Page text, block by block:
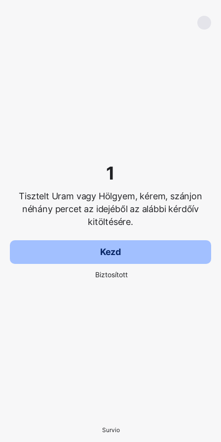
1
Tisztelt Uram vagy Hölgyem, kérem, szánjon
néhány percet az idejéből az alábbi kérdőív
kitöltésére.
Kezd
Biztosított
Survio